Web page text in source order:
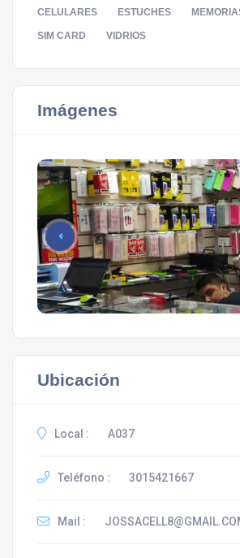
CELULARES ESTUCHES
SIM CARD VIDRIOS
Imágenes
Ubicación
Local : A037
Teléfono : 3015421667
Mail :